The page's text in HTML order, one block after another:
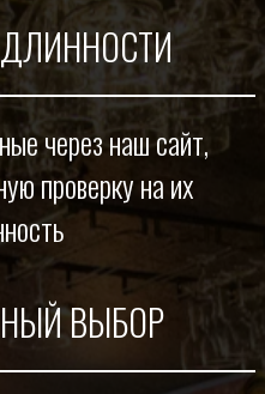
через наш сайт,
проверку на их
ВЫБОР